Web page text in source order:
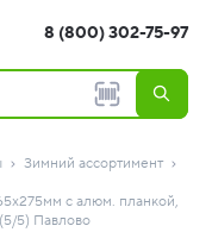
8 (800) 302-75-97
Зимний ассортимент
с алюм. планкой,
5) Павлово